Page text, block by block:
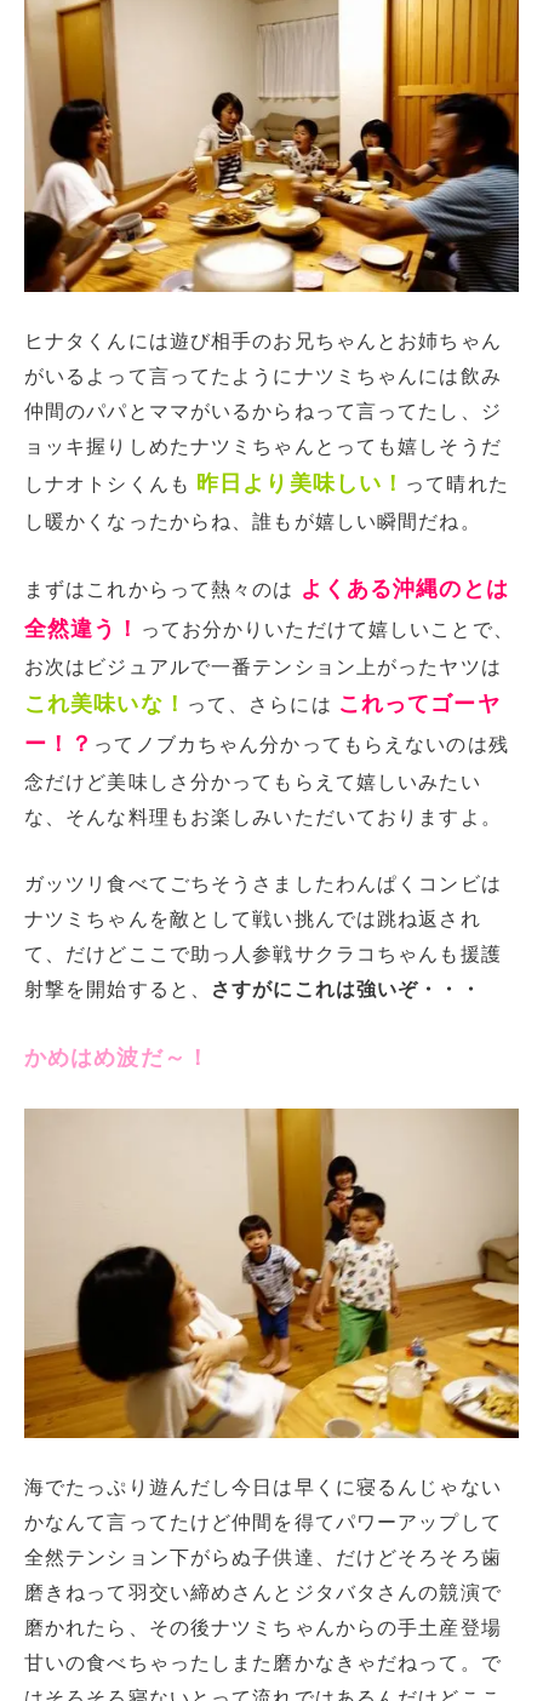
ヒナタくんには遊び相手のお兄ちゃんとお姉ちゃん
がいるよって言ってたようにナツミちゃんには飲み
仲間のパパとママがいるからねって言ってたし、ジ
ョッキ握りしめたナツミちゃんとっても嬉しそうだ
しナオトシくんも
昨日より美味しい！ って晴れた
し暖かくなったからね、誰もが嬉しい瞬間だね。
まずはこれからって熱々のは よくある沖縄のとは
全然違う！
ってお分かりいただけて嬉しいことで、
お次はビジュアルで一番テンション上がったヤツは
これ美味いな！ って、さらには これってゴーヤ
ー！？ ってノブカちゃん分かってもらえないのは残
念だけど美味しさ分かってもらえて嬉しいみたい
な、そんな料理もお楽しみいただいておりますよ。
ガッツリ食べてごちそうさましたわんぱくコンビは
ナツミちゃんを敵として戦い挑んでは跳ね返され
て、だけどここで助っ人参戦サクラコちゃんも援護
射撃を開始すると、
さすがにこれは強いぞ・・・
かめはめ波だ～！
海でたっぷり遊んだし今日は早くに寝るんじゃない
かなんて言ってたけど仲間を得てパワーアップして
全然テンション下がらぬ子供達、だけどそろそろ歯
磨きねって羽交い締めさんとジタバタさんの競演で
磨かれたら、その後ナツミちゃんからの手土産登場
甘いの食べちゃったしまた磨かなきゃだねって。で